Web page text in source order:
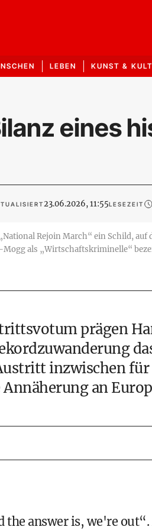
LEBEN KUNST &
eines
23.06.2026, 11:55LESEZEIT
Rejoin March“ ein Schild,
Mogg als „Wirtschaftskriminelle“
prägen
inzwischen für
an
the answer is, we're